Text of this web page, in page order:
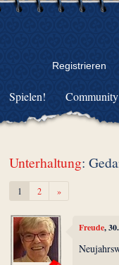
Registrieren
Community
Spielen!
Unterhaltung:
1 2 »Weiter
Freude,